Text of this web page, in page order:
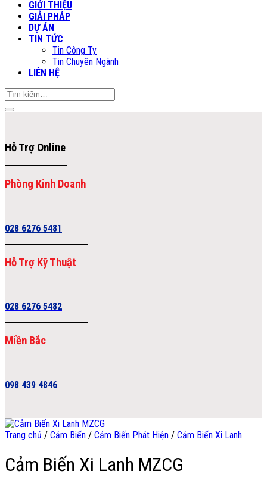
GIỚI THIỆU
GIẢI PHÁP
DỰ ÁN
TIN TỨC
Tin Công Ty
Tin Chuyên Ngành
LIÊN HỆ
Tìm
kiếm:
Hỗ Trợ Online
Phòng Kinh Doanh
028 6276 5481
Hỗ Trợ Kỹ Thuật
028 6276 5482
Miền Bắc
098 439 4846
Trang chủ / Cảm Biến / Cảm Biến Phát Hiện / Cảm Biến Xi Lanh
Cảm Biến Xi Lanh MZCG